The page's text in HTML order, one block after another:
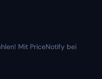
Mit PriceNotify bei